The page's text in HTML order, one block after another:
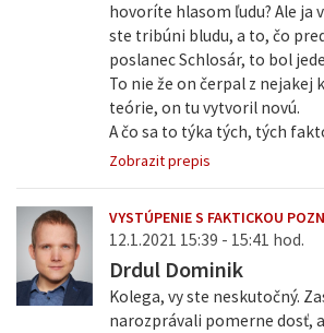
hovoríte hlasom ľudu? Ale ja
ste tribúni bludu, a to, čo
poslanec Schlosár, to bol
To nie že on čerpal z nejakej
teórie, on tu vytvoril novú.
A čo sa to týka tých, tých
Zobrazit prepis
VYSTÚPENIE S FAKTICKOU
12.1.2021 15:39 - 15:41 hod.
Drdul Dominik
Kolega, vy ste neskutočný.
narozprávali pomerne dosť,